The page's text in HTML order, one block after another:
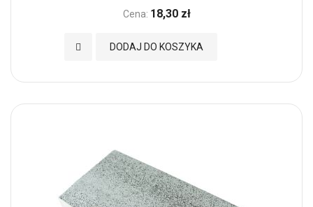
Cena: 18,30 zł
DODAJ DO KOSZYKA
Dodaj do Ulubionych